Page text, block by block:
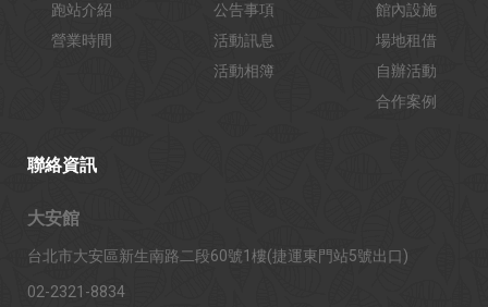
跑站介紹
營業時間
公告事項
活動訊息
活動相簿
館內設施
場地租借
自辦活動
合作案例
聯絡資訊
大安館
台北市大安區新生南路二段60號1樓(捷運東門站5號出口)
02-2321-8834